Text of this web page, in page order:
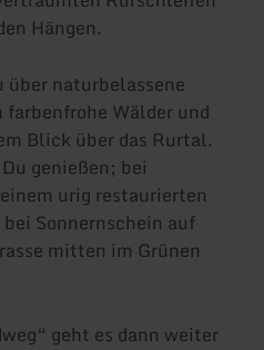
Hängen.
über naturbelassene
farbenfrohe Wälder und
Blick über das Rurtal.
genießen; bei
urig restaurierten
Sonnernschein auf
mitten im Grünen
geht es dann weiter